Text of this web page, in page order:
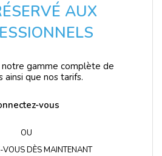
AUX
gamme complète de
ainsi que nos tarifs.
vous
OU
VOUS DÈS MAINTENANT